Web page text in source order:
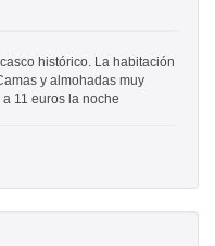
histórico. La habitación
y almohadas muy
11 euros la noche